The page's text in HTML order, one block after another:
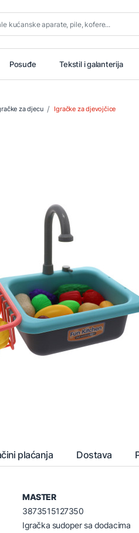
Posuđe Tekstil i galanterija
za djecu Igračke za djevojčice
plaćanja Dostava
MASTER
3873515127350
Igračka sudoper sa dodacima